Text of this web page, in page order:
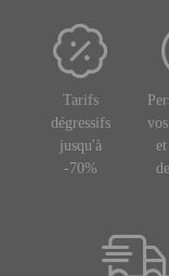
Tarifs
dégressifs
jusqu'à
-70%